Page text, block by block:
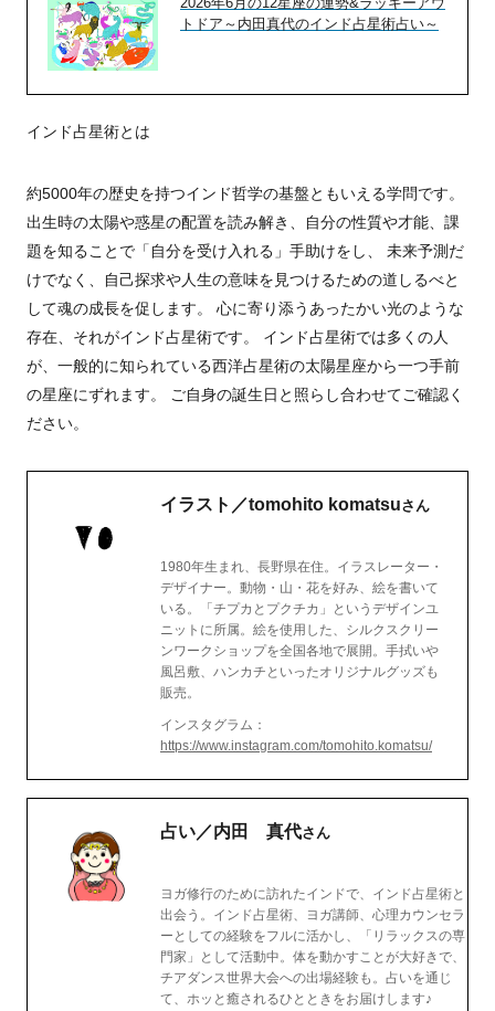
トドア～内田真代のインド占星術占い～
インド占星術とは
約5000年の歴史を持つインド哲学の基盤ともいえる学問です。
出生時の太陽や惑星の配置を読み解き、自分の性質や才能、課
題を知ることで「自分を受け入れる」手助けをし、 未来予測だ
けでなく、自己探求や人生の意味を見つけるための道しるべと
して魂の成長を促します。 心に寄り添うあったかい光のような
存在、それがインド占星術です。 インド占星術では多くの人
が、一般的に知られている西洋占星術の太陽星座から一つ手前
の星座にずれます。 ご自身の誕生日と照らし合わせてご確認く
ださい。
イラスト／tomohito komatsuさん
1980年生まれ、長野県在住。イラスレーター・
デザイナー。動物・山・花を好み、絵を書いて
いる。「チプカとプクチカ」というデザインユ
ニットに所属。絵を使用した、シルクスクリー
ンワークショップを全国各地で展開。手拭いや
風呂敷、ハンカチといったオリジナルグッズも
販売。
インスタグラム：
https://www.instagram.com/tomohito.komatsu/
占い／内田 真代さん
ヨガ修行のために訪れたインドで、インド占星術と
出会う。インド占星術、ヨガ講師、心理カウンセラ
ーとしての経験をフルに活かし、「リラックスの専
門家」として活動中。体を動かすことが大好きで、
チアダンス世界大会への出場経験も。占いを通じ
て、ホッと癒されるひとときをお届けします♪